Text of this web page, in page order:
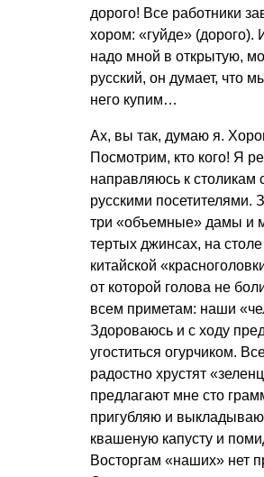
дорого! Все работники
хором: «гуйде» (дорого).
надо мной в открытую,
русский, он думает, что
него купим…
Ах, вы так, думаю я.
Посмотрим, кто кого! Я
направляюсь к столикам
русскими посетителями.
три «объемные» дамы и
тертых джинсах, на
китайской
от которой голова не
всем приметам: наши
Здороваюсь и с ходу
угоститься огурчиком.
радостно хрустят
предлагают мне сто
пригубляю и
квашеную капусту и
Восторгам «наших» нет